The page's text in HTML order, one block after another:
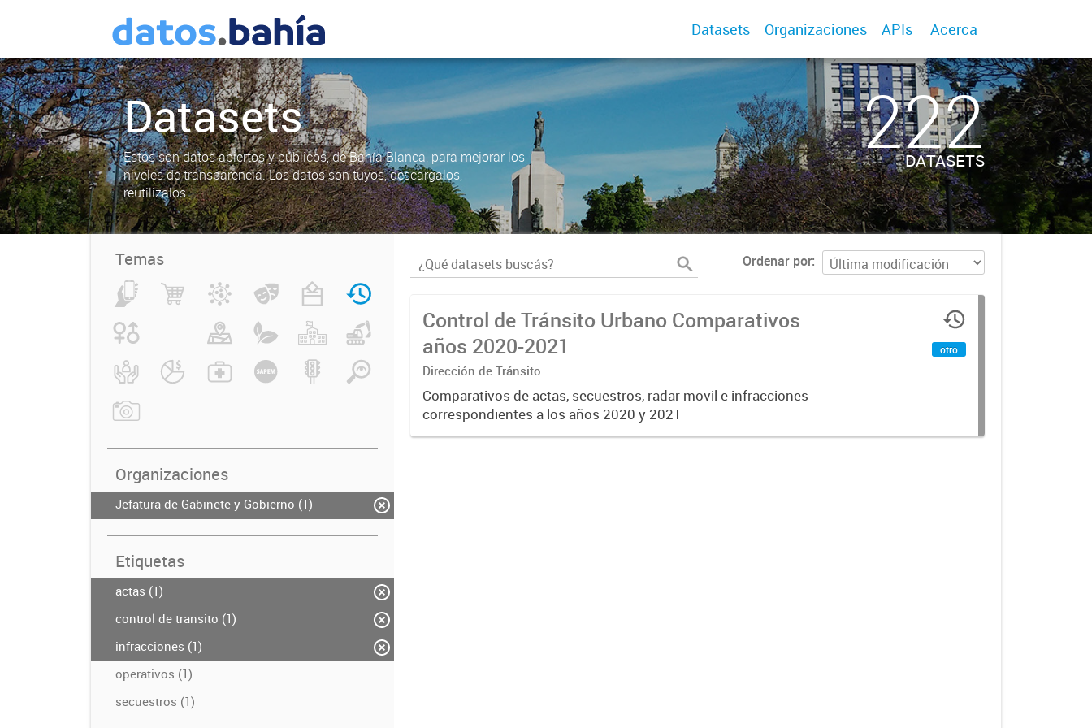
Datasets Organizaciones APIs Acerca
Datasets
Estos son datos abiertos y públicos, de Bahía Blanca, para mejorar los
niveles de transparencia. Los datos son tuyos, descargalos,
reutilizalos.
222
DATASETS
Temas
Organizaciones
Jefatura de Gabinete y Gobierno (1)
Etiquetas
actas (1)
control de transito (1)
infracciones (1)
operativos (1)
secuestros (1)
Ordenar por
Control de Tránsito Urbano Comparativos
años 2020-2021
Dirección de Tránsito
Comparativos de actas, secuestros, radar movil e infracciones
correspondientes a los años 2020 y 2021
otro